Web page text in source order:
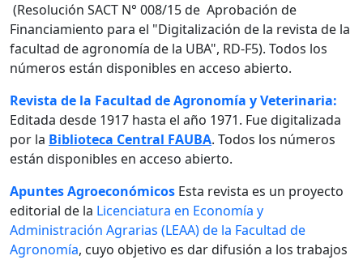
(Resolución SACT N° 008/15 de Aprobación de
Financiamiento para el "Digitalización de la revista de la
facultad de agronomía de la UBA", RD-F5). Todos los
números están disponibles en acceso abierto.
Revista de la Facultad de Agronomía y Veterinaria:
Editada desde 1917 hasta el año 1971. Fue digitalizada
por la Biblioteca Central FAUBA. Todos los números
están disponibles en acceso abierto.
Apuntes Agroeconómicos Esta revista es un proyecto
editorial de la Licenciatura en Economía y
Administración Agrarias (LEAA) de la Facultad de
Agronomía, cuyo objetivo es dar difusión a los trabajos